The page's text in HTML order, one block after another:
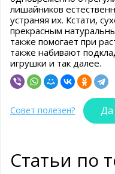
лишайников
устраняя их. Кстати,
прекрасным
также помогает при
также набивают
игрушки и так далее.
Совет полезен? Да
Статьи по